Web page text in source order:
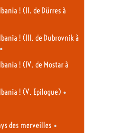
! (II. de Dürres à
! (III. de Dubrovnik à
•
! (IV. de Mostar à
! (V. Epilogue) •
des merveilles •